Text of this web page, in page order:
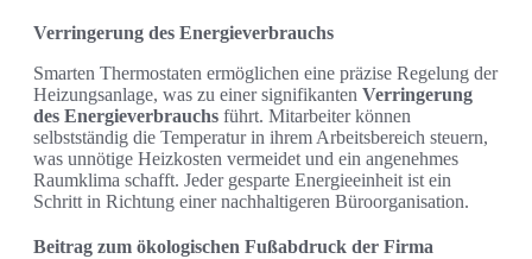
Verringerung des Energieverbrauchs
Smarten Thermostaten ermöglichen eine präzise Regelung der
Heizungsanlage, was zu einer signifikanten Verringerung
des Energieverbrauchs führt. Mitarbeiter können
selbstständig die Temperatur in ihrem Arbeitsbereich steuern,
was unnötige Heizkosten vermeidet und ein angenehmes
Raumklima schafft. Jeder gesparte Energieeinheit ist ein
Schritt in Richtung einer nachhaltigeren Büroorganisation.
Beitrag zum ökologischen Fußabdruck der Firma